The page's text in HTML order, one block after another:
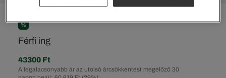
%
Férfi ing
A legalacsonyabb ár az utolsó árcsökkentést megelőző 30
43300 Ft